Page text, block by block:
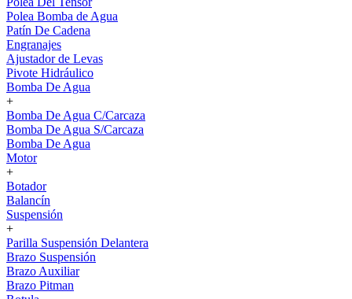
Polea Bomba de Agua
Patín De Cadena
Engranajes
Ajustador de Levas
Pivote Hidráulico
Bomba De Agua
+
Bomba De Agua C/Carcaza
Bomba De Agua S/Carcaza
Bomba De Agua
Motor
+
Botador
Balancín
Suspensión
+
Parilla Suspensión Delantera
Brazo Suspensión
Brazo Auxiliar
Brazo Pitman